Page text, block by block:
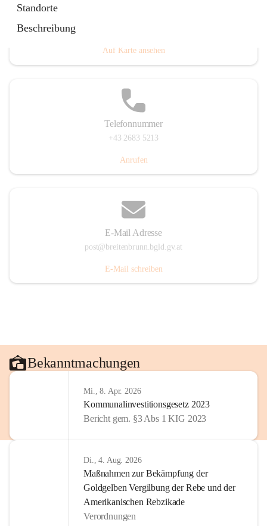
Standorte
Beschreibung
Auf Karte ansehen
Telefonnummer
+43 2683 5213
Anrufen
E-Mail Adresse
post@breitenbrunn.bgld.gv.at
E-Mail schreiben
Bekanntmachungen
Mi., 8. Apr. 2026
Kommunalinvestitionsgesetz 2023
Bericht gem. §3 Abs 1 KIG 2023
Di., 4. Aug. 2026
Maßnahmen zur Bekämpfung der
Goldgelben Vergilbung der Rebe und der
Amerikanischen Rebzikade
Verordnungen